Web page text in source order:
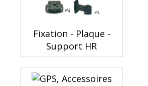
Fixation - Plaque -
Support HR